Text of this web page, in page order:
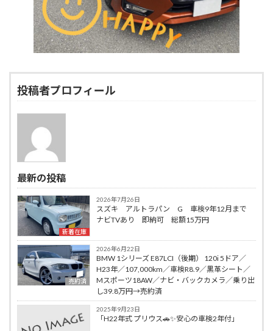
投稿者プロフィール
最新の投稿
新着在庫
2026年7月26日
スズキ アルトラパン G 車検9年12月まで
ナビTVあり 即納可 総額15万円
売約済
2026年6月22日
BMW 1シリーズ E87LCI（後期） 120i 5ドア／
H23年／107,000km／車検R8.9／黒革シート／
Mスポーツ18AW／ナビ・バックカメラ／乗り出
し39.8万円→売約済
2025年9月23日
「H22年式 プリウス🚗✨安心の車検2年付」